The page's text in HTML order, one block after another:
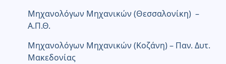
Μηχανολόγων Μηχανικών (Θεσσαλονίκη) –
Α.Π.Θ.
Μηχανολόγων Μηχανικών (Κοζάνη) – Παν. Δυτ.
Μακεδονίας